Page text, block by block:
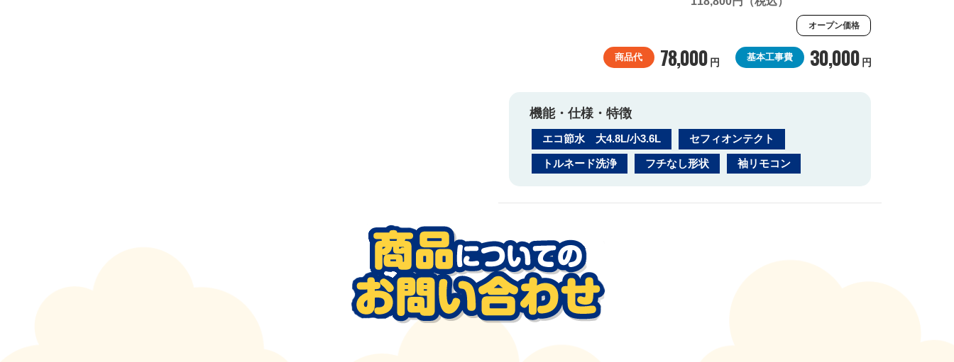
オープン価格
商品代 78,000円 基本工事費 30,000 円
機能・仕様・特徴
エコ節水 大4.8L/小3.6L セフィオンテクト
トルネード洗浄 フチなし形状 袖リモコン